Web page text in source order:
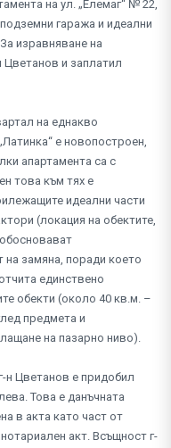
на ул. „Елемаг“ № 22,
гаража и идеални
изравняване на
Цветанов и заплатил
на еднакво
е новопостроен,
апартамента са с
това към тях е
идеални части
(локация на обектите,
на замяна, поради което
единствено
обекти (около 40 кв.м. –
предмета и
на пазарно ниво).
н Цветанов е придобил
Това е данъчната
в акта като част от
акт. Всъщност г-